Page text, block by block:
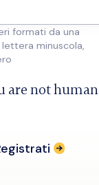
formati da una
minuscola,
are not human